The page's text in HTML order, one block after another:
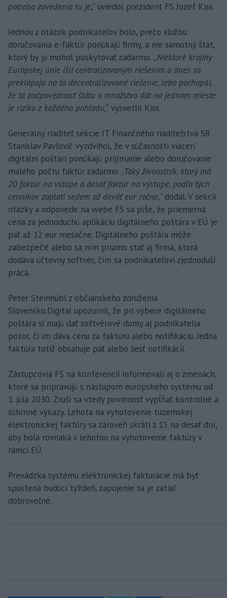
potreba zavedenia tu je,“ uviedol prezident FS Jozef Kiss.
Jednou z otázok podnikateľov bolo, prečo službu
doručovania e-faktúr ponúkajú firmy, a nie samotný štát,
ktorý by ju mohol poskytovať zadarmo. „Niektoré krajiny
Európskej únie išli centralizovaným riešením a dnes sa
preklápajú na to decentralizované riešenie, lebo pochopili,
že tá zodpovednosť štátu a množstvo dát na jednom mieste
je riziko z každého pohľadu,“ vysvetlil Kiss.
Generálny riaditeľ sekcie IT Finančného riaditeľstva SR
Stanislav Pavlovič vyzdvihol, že v súčasnosti viacerí
digitálni poštári ponúkajú prijímanie alebo doručovanie
malého počtu faktúr zadarmo. „Taký živnostník, ktorý má
20 faktúr na vstupe a desať faktúr na výstupe, podľa tých
cenníkov zaplatí sedem až deväť eur ročne,“ dodal. V sekcii
otázky a odpovede na webe FS sa píše, že priemerná
cena za jednoduchú aplikáciu digitálneho poštára v EÚ je
päť až 12 eur mesačne. Digitálneho poštára môže
zabezpečiť alebo sa ním priamo stať aj firma, ktorá
dodáva účtovný softvér, čím sa podnikateľovi zjednoduší
práca.
Peter Steinhübl z občianskeho združenia
Slovensko.Digital upozornil, že pri výbere digitálneho
poštára si majú dať softvérové domy aj podnikatelia
pozor, či im dáva cenu za faktúru alebo notifikáciu. Jedna
faktúra totiž obsahuje päť alebo šesť notifikácií.
Zástupcovia FS na konferencii informovali aj o zmenách,
ktoré sa pripravujú s nástupom európskeho systému od
1. júla 2030. Zruší sa vtedy povinnosť vypĺňať kontrolné a
súhrnné výkazy. Lehota na vyhotovenie tuzemskej
elektronickej faktúry sa zároveň skráti z 15 na desať dní,
aby bola rovnaká s lehotou na vyhotovenie faktúry v
rámci EÚ.
Prevádzka systému elektronickej fakturácie má byť
spustená budúci týždeň, zapojenie sa je zatiaľ
dobrovoľné.